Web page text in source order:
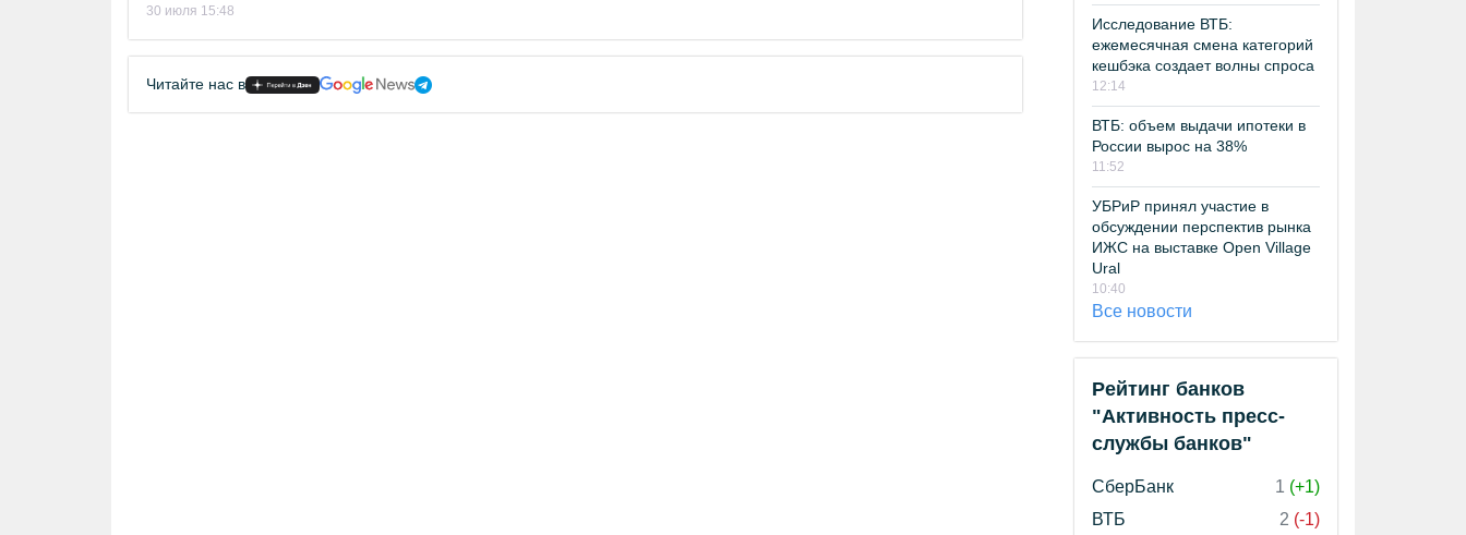
30 июля 15:48
Читайте нас в
Исследование ВТБ:
ежемесячная смена категорий
кешбэка создает волны спроса
12:14
ВТБ: объем выдачи ипотеки в
России вырос на 38%
11:52
УБРиР принял участие в
обсуждении перспектив рынка
ИЖС на выставке Open Village
Ural
10:40
Все новости
Рейтинг банков
"Активность пресс-
службы банков"
СберБанк 1 (+1)
ВТБ
2 (-1)